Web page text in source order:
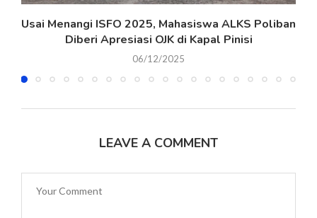
Usai Menangi ISFO 2025, Mahasiswa ALKS Poliban
Diberi Apresiasi OJK di Kapal Pinisi
06/12/2025
LEAVE A COMMENT